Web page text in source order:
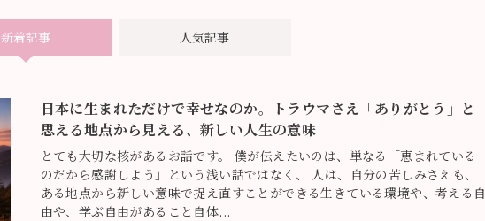
新着記事 人気記事
日本に生まれただけで幸せなのか。トラウマさえ「ありがとう」と
思える地点から見える、新しい人生の意味
とても大切な核があるお話です。 僕が伝えたいのは、単なる「恵まれている
のだから感謝しよう」という浅い話ではなく、 人は、自分の苦しみさえも、
ある地点から新しい意味で捉え直すことができる生きている環境や、考える自
由や、学ぶ自由があること自体...